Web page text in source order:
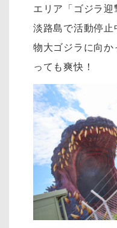
エリア「ゴジラ迎
淡路島で活動停止
物大ゴジラに向か
っても爽快！